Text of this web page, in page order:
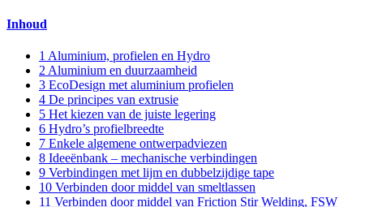
Inhoud
1 Aluminium, profielen en Hydro
2 Aluminium en duurzaamheid
3 EcoDesign met aluminium profielen
4 De principes van extrusie
5 Het kiezen van de juiste legering
6 Hydro’s profielbreedte
7 Enkele algemene ontwerpadviezen
8 Ideeënbank – mechanische verbindingen
9 Verbindingen met lijm en dubbelzijdige tape
10 Verbinden door middel van smeltlassen
11 Verbinden door middel van Friction Stir Welding, FSW